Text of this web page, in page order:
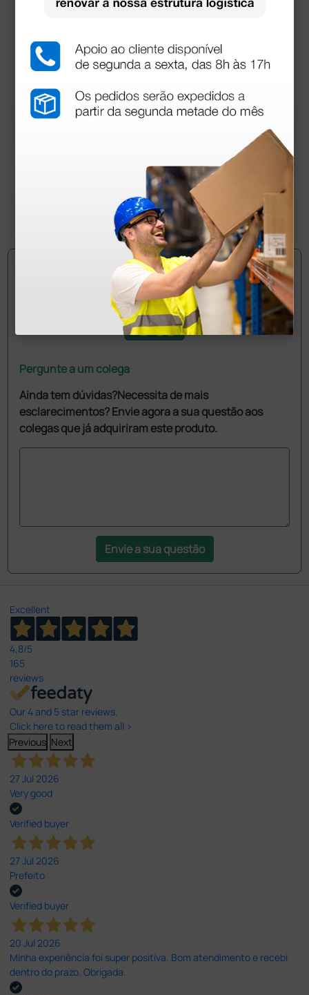
Sonotrax Pro doppler com visor e gravador - sem
1 unidade
Pergunte a um colega
Ainda tem dúvidas?Necessita de mais
esclarecimentos? Envie agora a sua questão aos
colegas que já adquiriram este produto.
Envie a sua questão
Excellent
4,8/5
165
reviews
Our 4 and 5 star reviews.
Click here to read them all >
Previous Next
27 Jul 2026
Very good
Verified buyer
27 Jul 2026
Prefeito
Verified buyer
20 Jul 2026
Minha experiência foi super positiva. Bom atendimento e recebi
dentro do prazo. Obrigada.